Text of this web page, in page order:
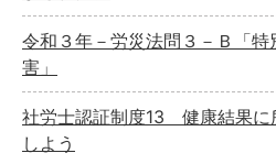
令和３年－労災法問３－Ｂ「特
害」
社労士認証制度13 健康結果に
しよう